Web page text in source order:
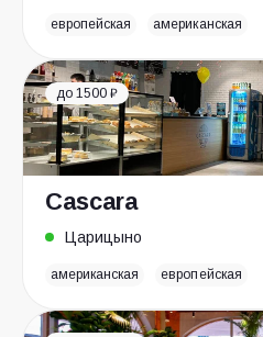
европейская американская
до 1500 ₽
Cascara
Царицыно
американская европейская